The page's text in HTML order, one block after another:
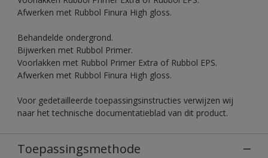
Afwerken met Rubbol Finura High gloss.
Behandelde ondergrond.
Bijwerken met Rubbol Primer.
Voorlakken met Rubbol Primer Extra of Rubbol EPS.
Afwerken met Rubbol Finura High gloss.
Voor gedetailleerde toepassingsinstructies verwijzen wij
naar het technische documentatieblad van dit product.
Toepassingsmethode